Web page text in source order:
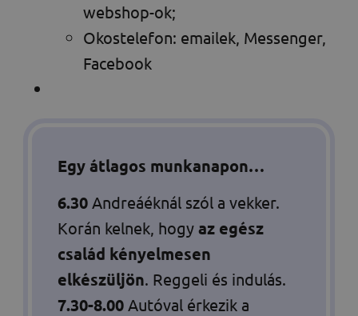
webshop-ok;
Okostelefon: emailek, Messenger,
Facebook
Egy átlagos munkanapon…
6.30 Andreáéknál szól a vekker.
Korán kelnek, hogy az egész
család kényelmesen
elkészüljön. Reggeli és indulás.
7.30-8.00 Autóval érkezik a